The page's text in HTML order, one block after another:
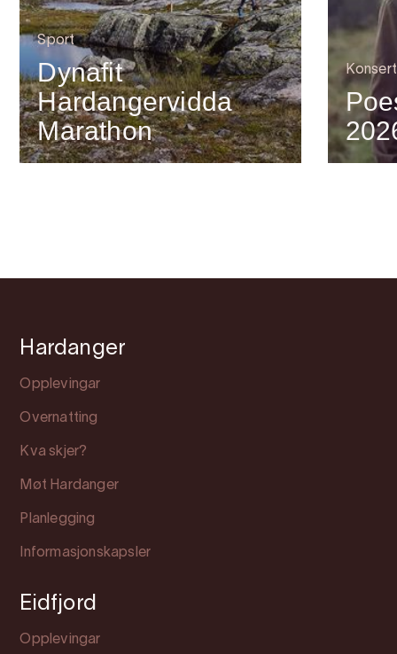
Sport
Dynafit
Hardangervidda
Marathon
Konsert
Hardanger
Opplevingar
Overnatting
Kva skjer?
Møt Hardanger
Planlegging
Informasjonskapsler
Eidfjord
Opplevingar